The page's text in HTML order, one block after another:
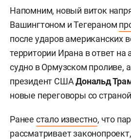
Напомним, новый виток
Вашингтоном и Тегераном
после ударов американских
территории Ирана в ответ на
судно в Ормузском проливе,
президент СШАДональд
новые переговоры со
Ранее стало известно, что
рассматривает